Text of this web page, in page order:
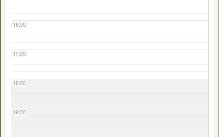
16:00
17:00
18:00
19:00